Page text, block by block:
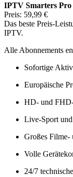
IPTV Smarters Pro
Preis: 59,99 €
Das beste Preis-
IPTV.
Alle Abonnements
Sofortige
Europäische
HD- und
Live-Sport
Großes Filme-
Volle
24/7